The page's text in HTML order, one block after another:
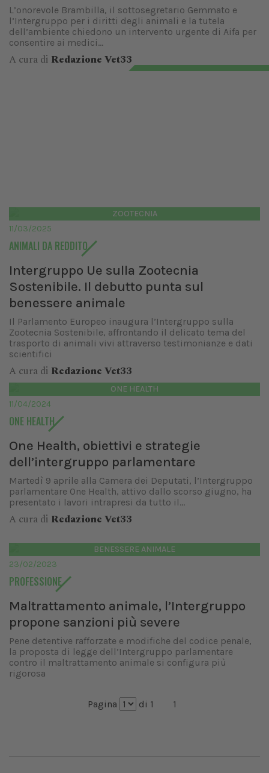
L’onorevole Brambilla, il sottosegretario Gemmato e
l’Intergruppo per i diritti degli animali e la tutela
dell’ambiente chiedono un intervento urgente di Aifa per
consentire ai medici...
A cura di Redazione Vet33
ZOOTECNIA
11/03/2025
ANIMALI DA REDDITO
Intergruppo Ue sulla Zootecnia
Sostenibile. Il debutto punta sul
benessere animale
Il Parlamento Europeo inaugura l’Intergruppo sulla
Zootecnia Sostenibile, affrontando il delicato tema del
trasporto di animali vivi attraverso testimonianze e dati
scientifici
A cura di Redazione Vet33
ONE HEALTH
11/04/2024
ONE HEALTH
One Health, obiettivi e strategie
dell’intergruppo parlamentare
Martedì 9 aprile alla Camera dei Deputati, l’Intergruppo
parlamentare One Health, attivo dallo scorso giugno, ha
presentato i lavori intrapresi da tutto il...
A cura di Redazione Vet33
BENESSERE ANIMALE
23/02/2023
PROFESSIONE
Maltrattamento animale, l’Intergruppo
propone sanzioni più severe
Pene detentive rafforzate e modifiche del codice penale,
la proposta di legge dell’Intergruppo parlamentare
contro il maltrattamento animale si configura più
rigorosa
Pagina di 1 1